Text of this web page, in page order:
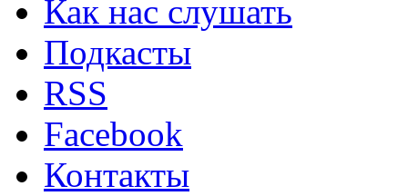
Как нас слушать
Подкасты
RSS
Facebook
Контакты